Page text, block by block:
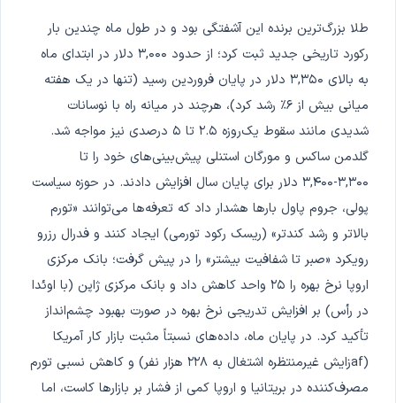
طلا بزرگ‌ترین برنده این آشفتگی بود و در طول ماه چندین بار
رکورد تاریخی جدید ثبت کرد؛ از حدود ۳,۰۰۰ دلار در ابتدای ماه
به بالای ۳,۳۵۰ دلار در پایان فروردین رسید (تنها در یک هفته
میانی بیش از ۶٪ رشد کرد)، هرچند در میانه راه با نوسانات
شدیدی مانند سقوط یک‌روزه ۲.۵ تا ۵ درصدی نیز مواجه شد.
گلدمن ساکس و مورگان استنلی پیش‌بینی‌های خود را تا
۳,۳۰۰-۳,۴۰۰ دلار برای پایان سال افزایش دادند. در حوزه سیاست
پولی، جروم پاول بارها هشدار داد که تعرفه‌ها می‌توانند «تورم
بالاتر و رشد کندتر» (ریسک رکود تورمی) ایجاد کنند و فدرال رزرو
رویکرد «صبر تا شفافیت بیشتر» را در پیش گرفت؛ بانک مرکزی
اروپا نرخ بهره را ۲۵ واحد کاهش داد و بانک مرکزی ژاپن (با اوئدا
در رأس) بر افزایش تدریجی نرخ بهره در صورت بهبود چشم‌انداز
تأکید کرد. در پایان ماه، داده‌های نسبتاً مثبت بازار کار آمریکا
(afزایش غیرمنتظره اشتغال به ۲۲۸ هزار نفر) و کاهش نسبی تورم
مصرف‌کننده در بریتانیا و اروپا کمی از فشار بر بازارها کاست، اما